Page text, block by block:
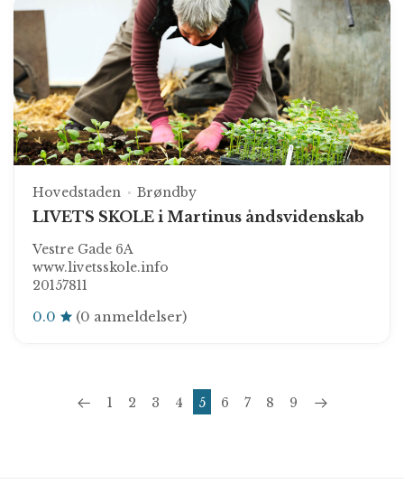
Hovedstaden Brøndby
LIVETS SKOLE i Martinus åndsvidenskab
Vestre Gade 6A
www.livetsskole.info
20157811
0.0 (0 anmeldelser)
1 2 3 4 5 6 7 8 9